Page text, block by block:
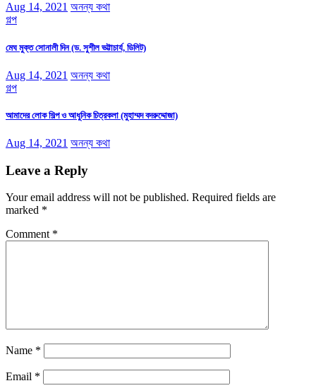
Aug 14, 2021 অনন্য কথা
গল্প
মেঘ মুক্ত সোনালী দিন (ড. সুশীল ভট্টাচার্য, ডিলিট)
Aug 14, 2021 অনন্য কথা
গল্প
আমাদের লোক শিল্প ও আধুনিক চিত্রকলা (মুহাম্মদ বদরুদ্দোজা)
Aug 14, 2021 অনন্য কথা
Leave a Reply
Your email address will not be published. Required fields are
marked *
Comment *
Name *
Email *